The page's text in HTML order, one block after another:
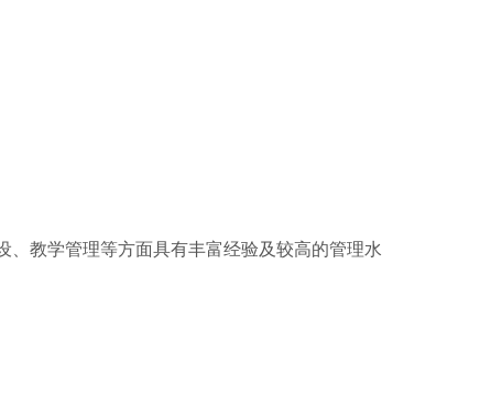
教学管理等方面具有丰富经验及较高的管理水